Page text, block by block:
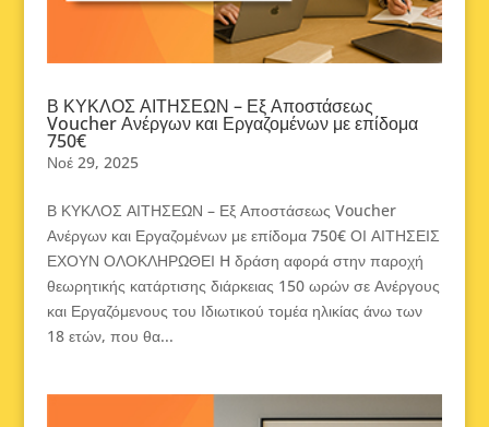
Β ΚΥΚΛΟΣ ΑΙΤΗΣΕΩΝ – Εξ Αποστάσεως
Voucher Ανέργων και Εργαζομένων με επίδομα
750€
Νοέ 29, 2025
Β ΚΥΚΛΟΣ ΑΙΤΗΣΕΩΝ – Εξ Αποστάσεως Voucher
Ανέργων και Εργαζομένων με επίδομα 750€ ΟΙ ΑΙΤΗΣΕΙΣ
ΕΧΟΥΝ ΟΛΟΚΛΗΡΩΘΕΙ H δράση αφορά στην παροχή
θεωρητικής κατάρτισης διάρκειας 150 ωρών σε Ανέργους
και Εργαζόμενους του Ιδιωτικού τομέα ηλικίας άνω των
18 ετών, που θα...